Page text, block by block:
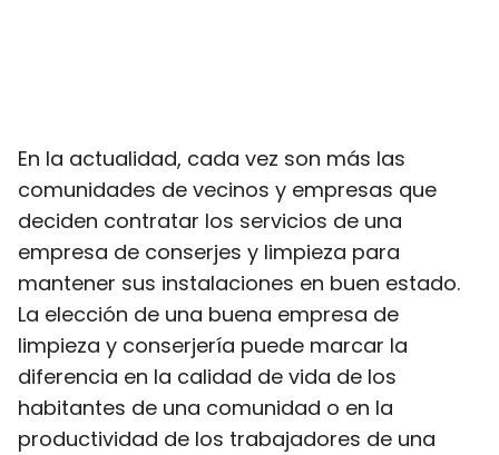
En la actualidad, cada vez son más las
comunidades de vecinos y empresas que
deciden contratar los servicios de una
empresa de conserjes y limpieza para
mantener sus instalaciones en buen estado.
La elección de una buena empresa de
limpieza y conserjería puede marcar la
diferencia en la calidad de vida de los
habitantes de una comunidad o en la
productividad de los trabajadores de una